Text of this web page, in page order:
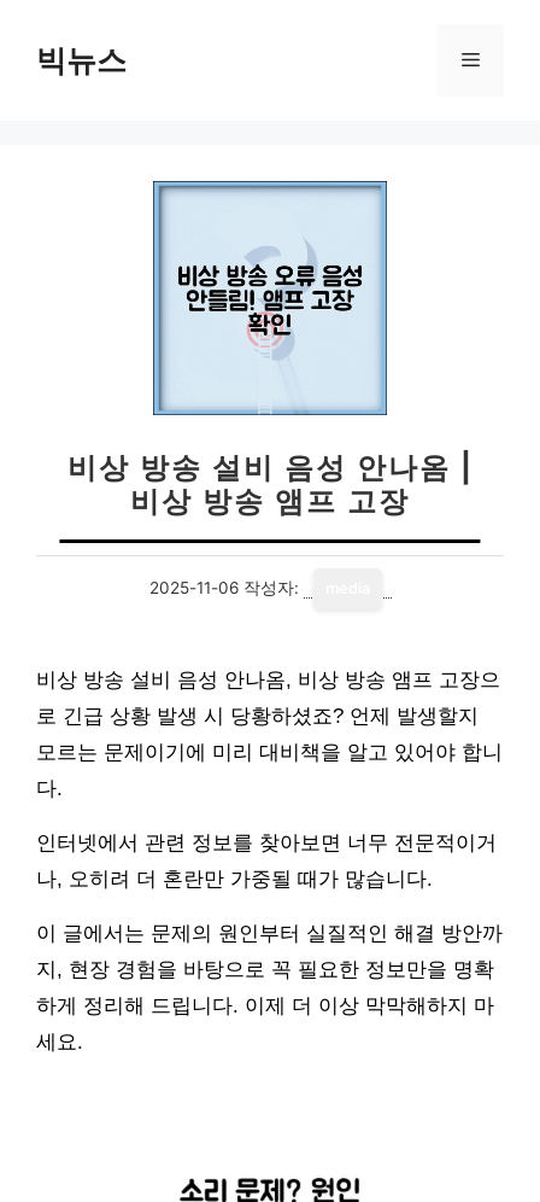
빅뉴스 메
비상 방송 설비 음성 안나옴 |
비상 방송 앰프 고장
2025-11-06 작성자:
비상 방송 설비 음성 안나옴, 비상 방송 앰프 고장으
로 긴급 상황 발생 시 당황하셨죠? 언제 발생할지
모르는 문제이기에 미리 대비책을 알고 있어야 합니
다.
인터넷에서 관련 정보를 찾아보면 너무 전문적이거
나, 오히려 더 혼란만 가중될 때가 많습니다.
이 글에서는 문제의 원인부터 실질적인 해결 방안까
지, 현장 경험을 바탕으로 꼭 필요한 정보만을 명확
하게 정리해 드립니다. 이제 더 이상 막막해하지 마
세요.